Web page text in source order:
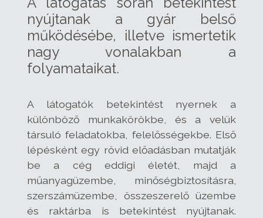
nyújtanak a gyár belső
működésébe, illetve ismertetik
nagy vonalakban a
folyamataikat.
A látogatók betekintést nyernek a
különböző munkakörökbe, és a velük
társuló feladatokba, felelősségekbe. Első
lépésként egy rövid előadásban mutatják
be a cég eddigi életét, majd a
műanyagüzembe, minőségbiztosításra,
szerszámüzembe, összeszerelő üzembe
és raktárba is betekintést nyújtanak.